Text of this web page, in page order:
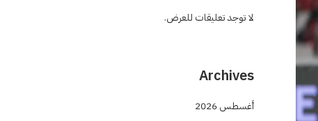
لا توجد تعليقات للعرض.
Archives
أغسطس 2026